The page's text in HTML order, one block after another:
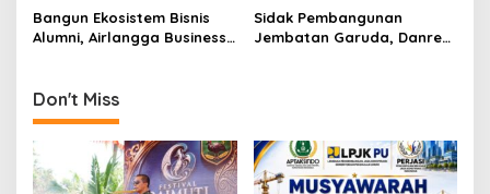
o
Pengawasan Menguat
Bangun Ekosistem Bisnis
Alumni, Airlangga Business
Surabaya
Sidak Pembangunan
Jembatan Garuda, Danrem
Don't Miss